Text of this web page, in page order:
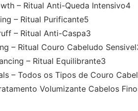
– Ritual Anti-Queda Intensivo4
– Ritual Purificante5
– Ritual Anti-Caspa3
– Ritual Couro Cabeludo Sensivel
– Ritual Equilibrante3
– Todos os Tipos de Couro
Volumizante Cabelos